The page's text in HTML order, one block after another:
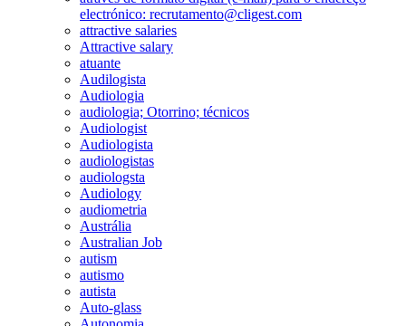
electrónico: recrutamento@cligest.com
attractive salaries
Attractive salary
atuante
Audilogista
Audiologia
audiologia; Otorrino; técnicos
Audiologist
Audiologista
audiologistas
audiologsta
Audiology
audiometria
Austrália
Australian Job
autism
autismo
autista
Auto-glass